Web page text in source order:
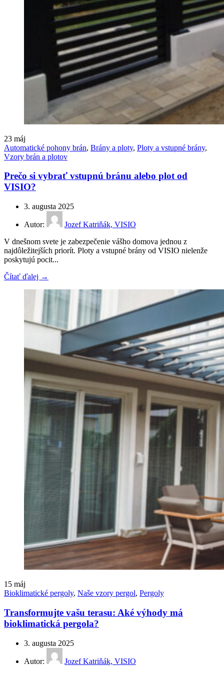
23 máj
Automatické pohony brán, Brány a ploty, Ploty a vstupné brány,
Vzory brán a plotov
Prečo si vybrať vstupnú bránu alebo plot od
VISIO?
3. augusta 2025
Autor:
Jozef Katriňák, VISIO
V dnešnom svete je zabezpečenie vášho domova jednou z
najdôležitejších priorít. Ploty a vstupné brány od VISIO nielenže
poskytujú pocit...
Čítať ďalej →
15 máj
Bioklimatické pergoly, Naše vzory pergol, Pergoly
Transformujte vašu terasu: Aké výhody má
bioklimatická pergola?
3. augusta 2025
Autor:
Jozef Katriňák, VISIO